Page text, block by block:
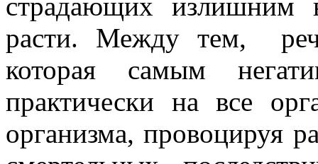
расти. Между тем,
которая самым
практически на все
организма, провоцируя